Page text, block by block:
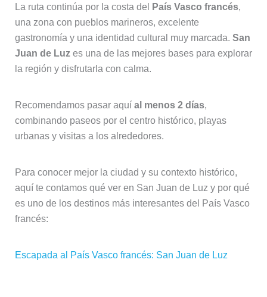
La ruta continúa por la costa del País Vasco francés,
una zona con pueblos marineros, excelente
gastronomía y una identidad cultural muy marcada. San
Juan de Luzes una de las mejores bases para explorar
la región y disfrutarla con calma.
Recomendamos pasar aquí al menos 2 días,
combinando paseos por el centro histórico, playas
urbanas y visitas a los alrededores.
Para conocer mejor la ciudad y su contexto histórico,
aquí te contamos qué ver en San Juan de Luz y por qué
es uno de los destinos más interesantes del País Vasco
francés:
Escapada al País Vasco francés: San Juan de Luz